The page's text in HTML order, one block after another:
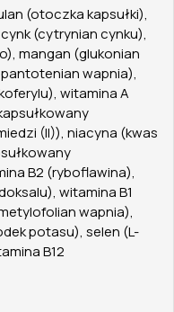
(otoczka kapsułki),
(cytrynian cynku),
mangan (glukonian
wapnia),
witamina A
(II)), niacyna (kwas
B2 (ryboflawina),
witamina B1
wapnia),
potasu), selen (L-
B12